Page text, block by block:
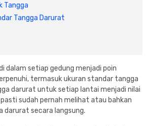
Tangga
Tangga Darurat
dalam setiap gedung menjadi poin
termasuk ukuran standar tangga
darurat untuk setiap lantai menjadi nilai
pasti sudah pernah melihat atau bahkan
darurat secara langsung.